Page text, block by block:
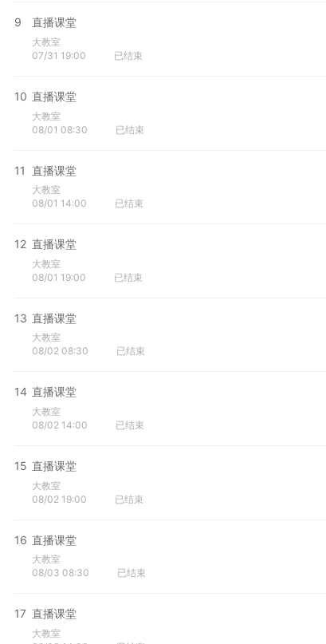
9 直播课堂
大教室
07/31 19:00
已结束
10 直播课堂
大教室
08/01 08:30
已结束
11 直播课堂
大教室
08/01 14:00
已结束
12 直播课堂
大教室
08/01 19:00
已结束
13 直播课堂
大教室
08/02 08:30
已结束
14 直播课堂
大教室
08/02 14:00
已结束
15 直播课堂
大教室
08/02 19:00
已结束
16 直播课堂
大教室
08/03 08:30
已结束
17 直播课堂
大教室